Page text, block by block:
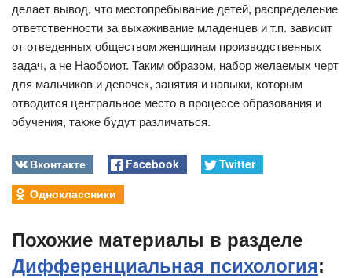
делает вывод, что местопребывание детей, распределение
ответственности за выхаживание младенцев и т.п. зависит
от отведенных обществом женщинам производственных
задач, а не Наобоиот. Таким образом, набор желаемых черт
для мальчиков и девочек, занятия и навыки, которым
отводится центральное место в процессе образования и
обучения, также будут различаться.
Вконтакте Facebook
Twitter
Одноклассники
Похожие материалы в разделе
Дифференциальная психология: